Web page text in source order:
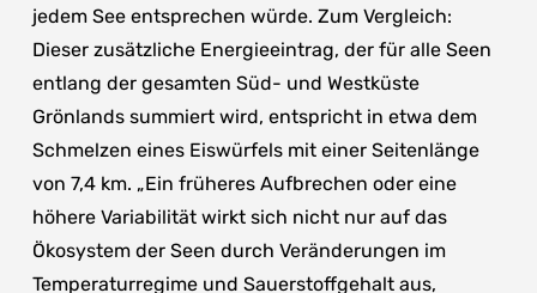
jedem See entsprechen würde. Zum Vergleich:
Dieser zusätzliche Energieeintrag, der für alle Seen
entlang der gesamten Süd- und Westküste
Grönlands summiert wird, entspricht in etwa dem
Schmelzen eines Eiswürfels mit einer Seitenlänge
von 7,4 km. „Ein früheres Aufbrechen oder eine
höhere Variabilität wirkt sich nicht nur auf das
Ökosystem der Seen durch Veränderungen im
Temperaturregime und Sauerstoffgehalt aus,